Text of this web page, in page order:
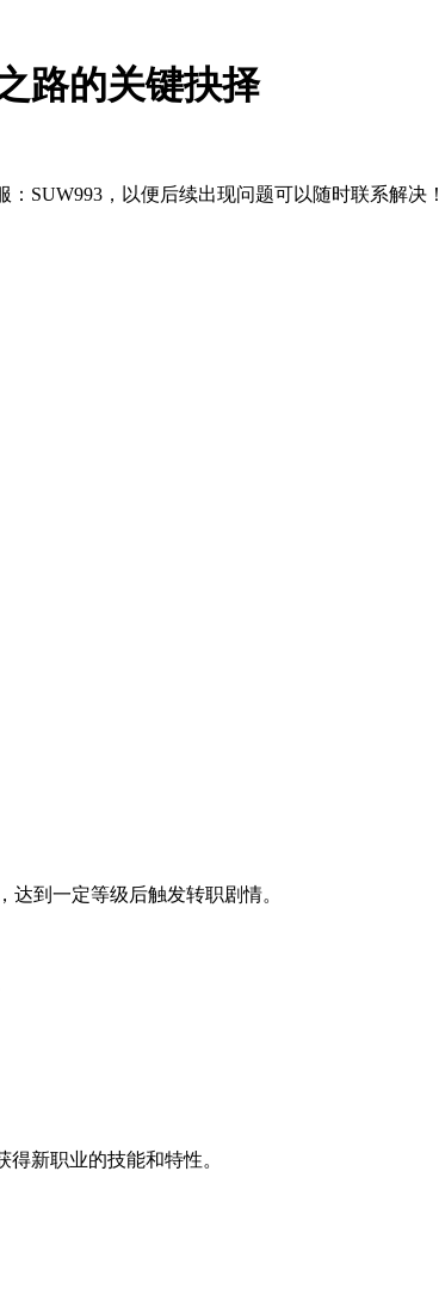
路的关键抉择
SUW993，以便后续出现问题可以随时联系解决！
达到一定等级后触发转职剧情。
新职业的技能和特性。